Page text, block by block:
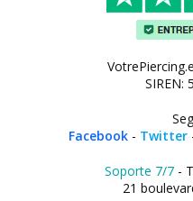
SIREN:
Facebook - Twitter
Soporte 7/7-
21